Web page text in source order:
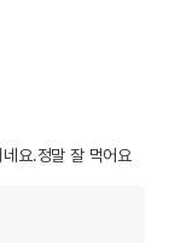
은 브랜드사에 있습니다.
일부 변경될 수 있습니다.
요.정말 잘 먹어요